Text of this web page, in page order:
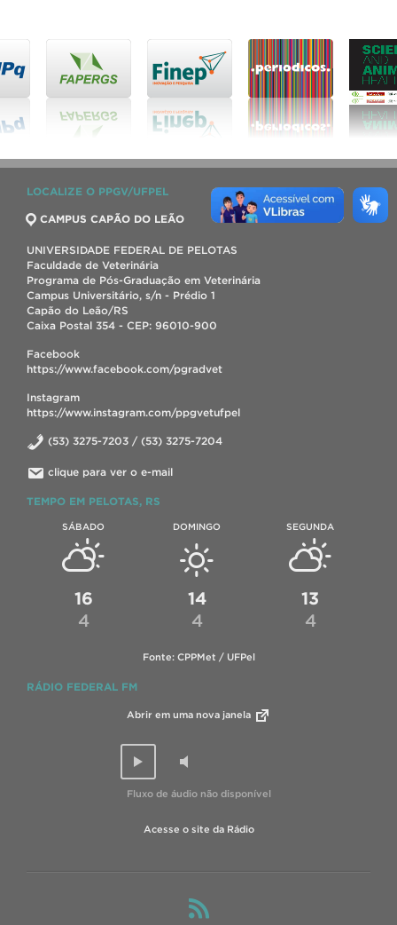
LOCALIZE O PPGV/UFPEL
CAMPUS CAPÃO DO LEÃO
UNIVERSIDADE FEDERAL DE PELOTAS
Faculdade de Veterinária
Programa de Pós-Graduação em Veterinária
Campus Universitário, s/n - Prédio 1
Capão do Leão/RS
Caixa Postal 354 - CEP: 96010-900
Facebook
https://www.facebook.com/pgradvet
Instagram
https://www.instagram.com/ppgvetufpel
(53) 3275-7203 / (53) 3275-7204
clique para ver o e-mail
TEMPO EM PELOTAS, RS
SÁBADO
16
4
DOMINGO
14
4
SEGUNDA
13
4
Fonte: CPPMet / UFPel
RÁDIO FEDERAL FM
Abrir em uma nova janela
Fluxo de áudio não disponível
Acesse o site da Rádio